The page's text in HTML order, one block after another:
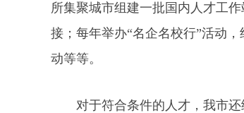
所集聚城市组建一批国内人才工
接；每年举办“名企名校行”活动
动等等。
对于符合条件的人才，我市